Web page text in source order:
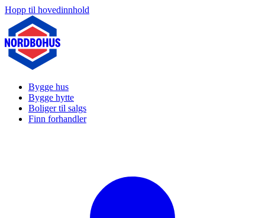
Hopp til hovedinnhold
Bygge hus
Bygge hytte
Boliger til salgs
Finn forhandler